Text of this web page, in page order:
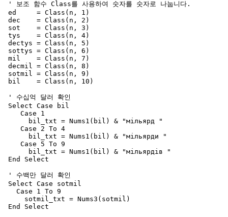
' 보조 함수 Class를 사용하여 숫자를 숫자로 나눕니다.
ed     = Class(n, 1)
dec    = Class(n, 2)
sot    = Class(n, 3)
tys    = Class(n, 4)
dectys = Class(n, 5)
sottys = Class(n, 6)
mil    = Class(n, 7)
decmil = Class(n, 8)
sotmil = Class(n, 9)
bil    = Class(n, 10)
' 수십억 달러 확인
Select Case bil
    Case 1
      bil_txt = Nums1(bil) & "мільярд "
    Case 2 To 4
      bil_txt = Nums1(bil) & "мільярди "
    Case 5 To 9
      bil_txt = Nums1(bil) & "мільярдів "
End Select
' 수백만 달러 확인
Select Case sotmil
   Case 1 To 9
     sotmil_txt = Nums3(sotmil)
End Select